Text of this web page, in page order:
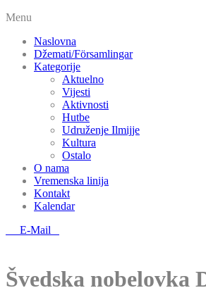
Menu
Naslovna
Džemati/Församlingar
Kategorije
Aktuelno
Vijesti
Aktivnosti
Hutbe
Udruženje Ilmijje
Kultura
Ostalo
O nama
Vremenska linija
Kontakt
Kalendar
E-Mail
Švedska nobelovka